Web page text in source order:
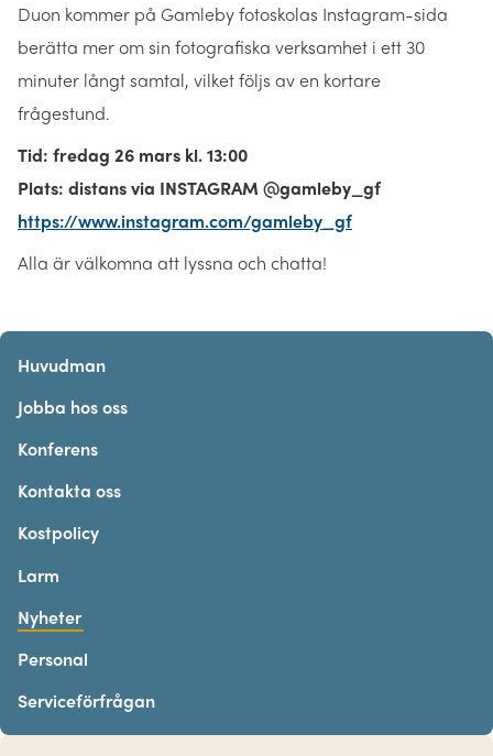
Duon kommer på Gamleby fotoskolas Instagram-sida
berätta mer om sin fotografiska verksamhet i ett 30
minuter långt samtal, vilket följs av en kortare
frågestund.
Tid: fredag 26 mars kl. 13:00
Plats: distans via INSTAGRAM @gamleby_gf
https://www.instagram.com/gamleby_gf
Alla är välkomna att lyssna och chatta!
Huvudman
Jobba hos oss
Konferens
Kontakta oss
Kostpolicy
Larm
Nyheter
Personal
Serviceförfrågan